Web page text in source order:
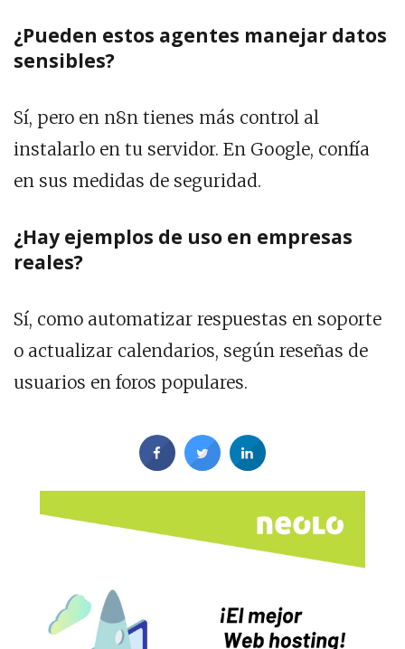
¿Pueden estos agentes manejar datos
sensibles?
Sí, pero en n8n tienes más control al
instalarlo en tu servidor. En Google, confía
en sus medidas de seguridad.
¿Hay ejemplos de uso en empresas
reales?
Sí, como automatizar respuestas en soporte
o actualizar calendarios, según reseñas de
usuarios en foros populares.